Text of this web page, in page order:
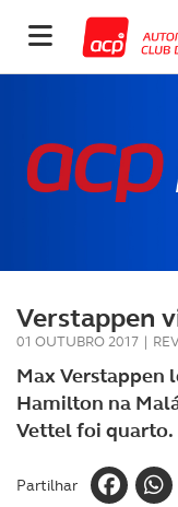
Verstappen
01 OUTUBRO 2017 |
Max Verstappen
Hamilton na
Vettel foi quarto.
Partilhar